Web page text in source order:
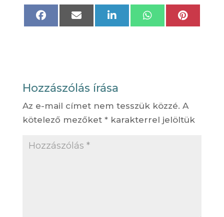
Share
Share
Share
Share
Share
Hozzászólás írása
Az e-mail címet nem tesszük közzé. A
kötelező mezőket *karakterrel jelöltük